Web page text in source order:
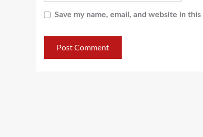
Save my name, email, and website in